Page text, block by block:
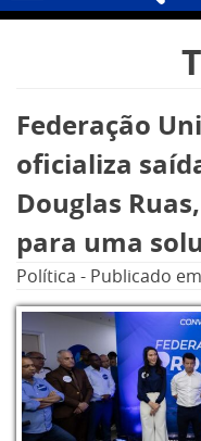
Cidades
Política
Nacional
Informe especial
Federação
oficializa
Douglas
para uma
Política - Publicado em